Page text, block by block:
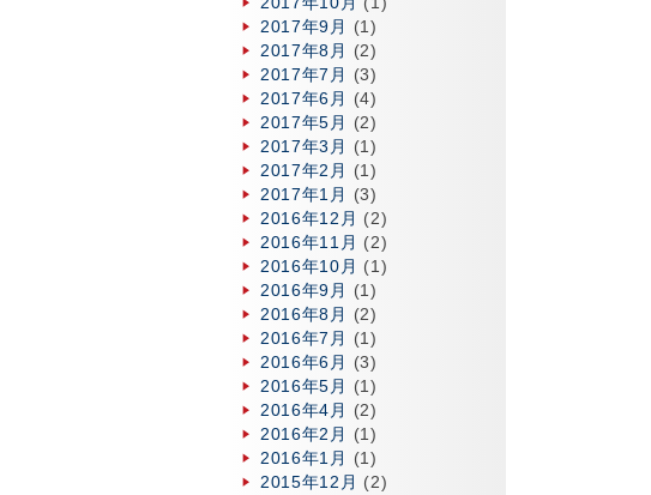
2017年9月
(1)
2017年8月
(2)
2017年7月
(3)
2017年6月
(4)
2017年5月
(2)
2017年3月
(1)
2017年2月
(1)
2017年1月
(3)
2016年12月 (2)
2016年11月 (2)
2016年10月 (1)
2016年9月
(1)
2016年8月
(2)
2016年7月
(1)
2016年6月
(3)
2016年5月
(1)
2016年4月
(2)
2016年2月
(1)
2016年1月
(1)
2015年12月 (2)